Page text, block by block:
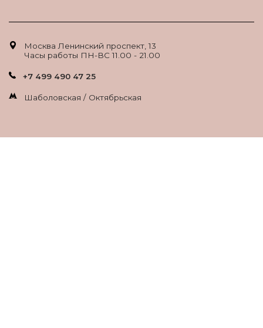
Москва Ленинский проспект, 13
Часы работы ПН-ВС 11.00 - 21.00
+7 499 490 47 25
Шаболовская / Октябрьская